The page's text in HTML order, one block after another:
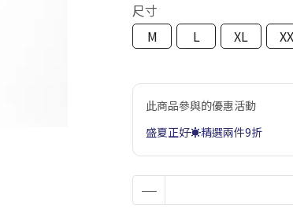
尺寸
M
L XL
此商品參與的優惠活動
盛夏正好☀️精選兩件9折